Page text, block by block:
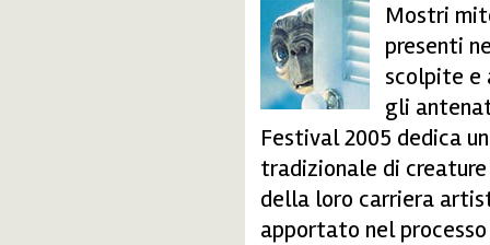
titani.jpg
Mostri
presenti
scolpite e
gli
Festival 2005 dedica
tradizionale di
della loro carriera
apportato nel